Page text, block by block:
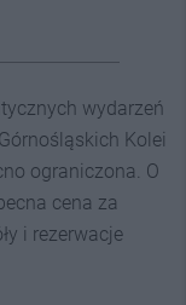
wydarzeń
Kolei
ograniczona. O
cena za
i rezerwacje